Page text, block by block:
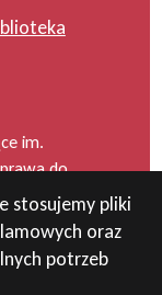
stosujemy pliki
oraz
potrzeb
im.
do